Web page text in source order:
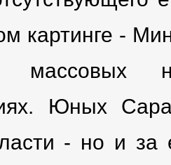
картинге -
на
Юных
- но и